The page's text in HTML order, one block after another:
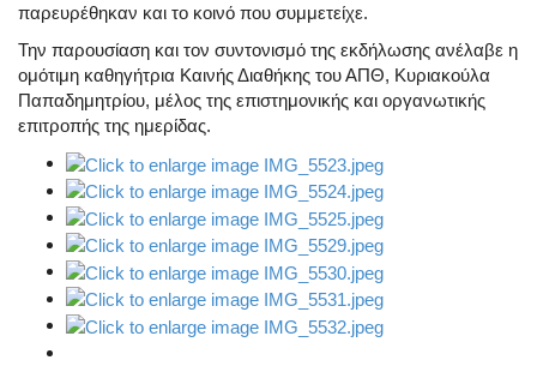
παρευρέθηκαν και το κοινό που συμμετείχε.
Την παρουσίαση και τον συντονισμό της εκδήλωσης ανέλαβε η
ομότιμη καθηγήτρια Καινής Διαθήκης του ΑΠΘ, Κυριακούλα
Παπαδημητρίου, μέλος της επιστημονικής και οργανωτικής
επιτροπής της ημερίδας.